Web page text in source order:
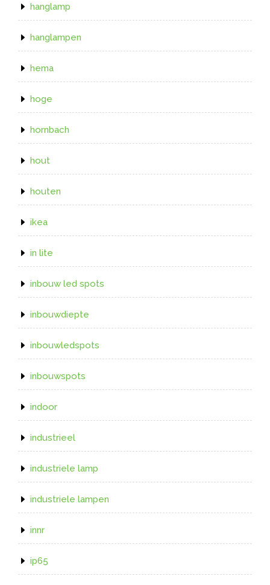
hanglamp
hanglampen
hema
hoge
hornbach
hout
houten
ikea
in lite
inbouw led spots
inbouwdiepte
inbouwledspots
inbouwspots
indoor
industrieel
industriele lamp
industriele lampen
innr
ip65